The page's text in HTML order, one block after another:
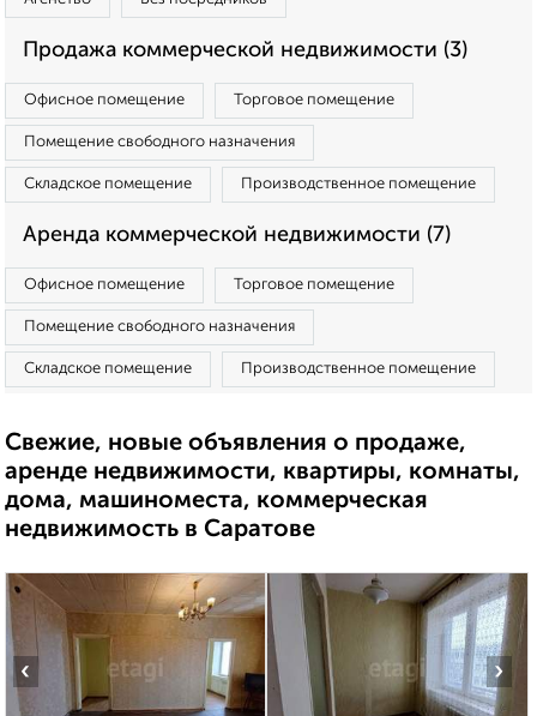
Продажа коммерческой недвижимости (3)
Офисное помещение Торговое помещение
Помещение свободного назначения
Складское помещение Производственное помещение
Аренда коммерческой недвижимости (7)
Офисное помещение Торговое помещение
Помещение свободного назначения
Складское помещение Производственное помещение
Свежие, новые объявления о продаже,
аренде недвижимости, квартиры, комнаты,
дома, машиноместа, коммерческая
недвижимость в Саратове
‹ ›